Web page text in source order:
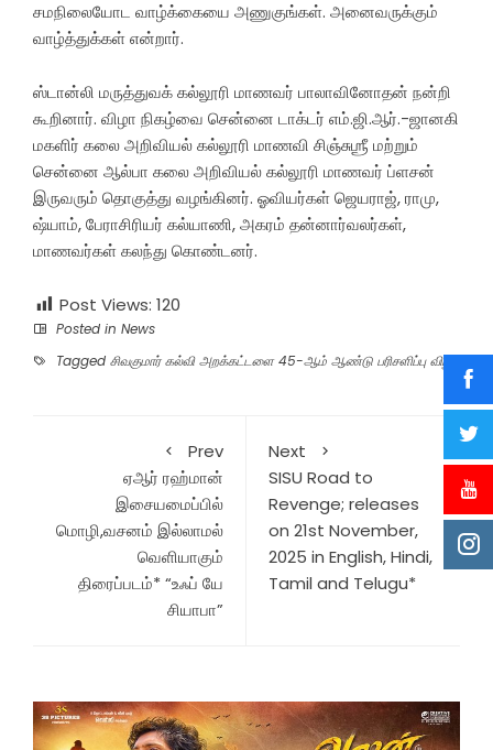
சமநிலையோட வாழ்க்கையை அணுகுங்கள். அனைவருக்கும்
வாழ்த்துக்கள் என்றார்.
ஸ்டான்லி மருத்துவக் கல்லூரி மாணவர் பாலாவினோதன் நன்றி
கூறினார். விழா நிகழ்வை சென்னை டாக்டர் எம்.ஜி.ஆர்.-ஜானகி
மகளிர் கலை அறிவியல் கல்லூரி மாணவி சிஞ்சுஶ்ரீ மற்றும்
சென்னை ஆல்பா கலை அறிவியல் கல்லூரி மாணவர் ப்ளசன்
இருவரும் தொகுத்து வழங்கினர். ஓவியர்கள் ஜெயராஜ், ராமு,
ஷ்யாம், பேராசிரியர் கல்யாணி, அகரம் தன்னார்வலர்கள்,
மாணவர்கள் கலந்து கொண்டனர்.
Post Views: 120
Posted in News
Tagged சிவகுமார் கல்வி அறக்கட்டளை 45-ஆம் ஆண்டு பரிசளிப்பு விழா’
Prev
ஏஆர் ரஹ்மான்
இசையமைப்பில்
மொழி,வசனம் இல்லாமல்
வெளியாகும்
திரைப்படம்* “உஃப் யே
சியாபா”
Next
SISU Road to
Revenge; releases
on 21st November,
2025 in English, Hindi,
Tamil and Telugu*